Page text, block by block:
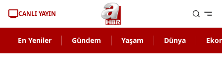
CANLI YAYIN
En Yeniler Gündem Yaşam Dünya